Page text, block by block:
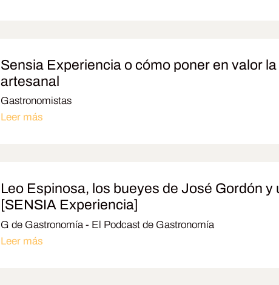
Sensia Experiencia o cómo poner en valor
artesanal
Gastronomistas
Leer más
Leo Espinosa, los bueyes de José Gordón
[SENSIA Experiencia]
G de Gastronomía - El Podcast de Gastronomía
Leer más